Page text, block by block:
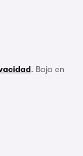
. Baja en